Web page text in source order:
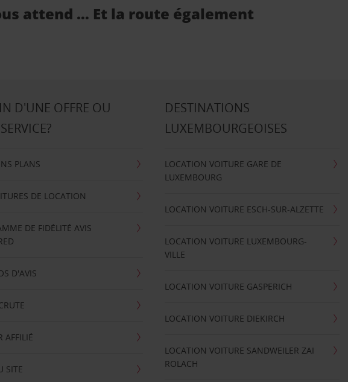
attend … Et la route également
D'UNE OFFRE OU
PLANS
DE LOCATION
DE FIDÉLITÉ AVIS
D'AVIS
AFFILIÉ
SITE
DESTINATIONS
LUXEMBOURGEOISES
LOCATION VOITURE GARE DE
LUXEMBOURG
LOCATION VOITURE ESCH-SUR-ALZETTE
LOCATION VOITURE LUXEMBOURG-
VILLE
LOCATION VOITURE GASPERICH
LOCATION VOITURE DIEKIRCH
LOCATION VOITURE SANDWEILER ZAI
ROLACH